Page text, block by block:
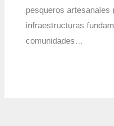
pesqueros artesanales
infraestructuras
comunidades…